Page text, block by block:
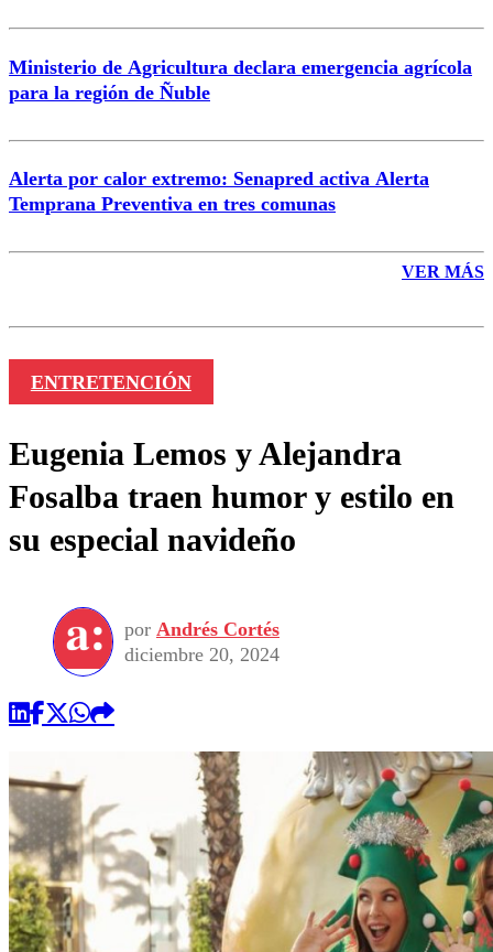
Ministerio de Agricultura declara emergencia agrícola
para la región de Ñuble
Alerta por calor extremo: Senapred activa Alerta
Temprana Preventiva en tres comunas
VER MÁS
ENTRETENCIÓN
Eugenia Lemos y Alejandra
Fosalba traen humor y estilo en
su especial navideño
por Andrés Cortés
diciembre 20, 2024